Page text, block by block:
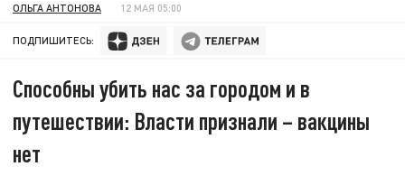
ОЛЬГА АНТОНОВА 12 МАЯ 05:00
ПОДПИШИТЕСЬ:
Способны убить нас за городом и в
путешествии: Власти признали – вакцины
нет